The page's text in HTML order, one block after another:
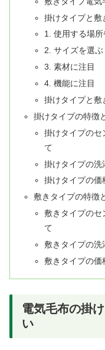
掛けタイプと敷
1. 使用する場
2. サイズを選ぶ
3. 素材に注目
4. 機能に注目
掛けタイプと敷
掛けタイプの特徴
掛けタイプのセ
て
掛けタイプの洗
掛けタイプの価
敷きタイプの特徴
敷きタイプの
て
敷きタイプの洗
敷きタイプの価
電気毛布の掛
い